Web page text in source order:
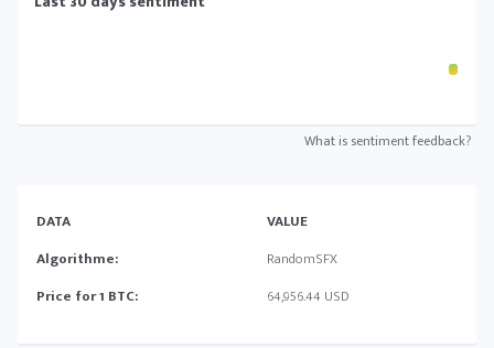
What is sentiment feedback?
DATA
VALUE
Algorithme:
RandomSFX
Price for 1 BTC:
64,956.44 USD